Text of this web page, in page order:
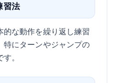
習法
的な動作を繰り返し練習
にターンやジャンプの
。